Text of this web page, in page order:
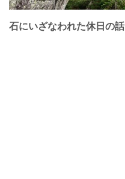
石にいざなわれた休日の話